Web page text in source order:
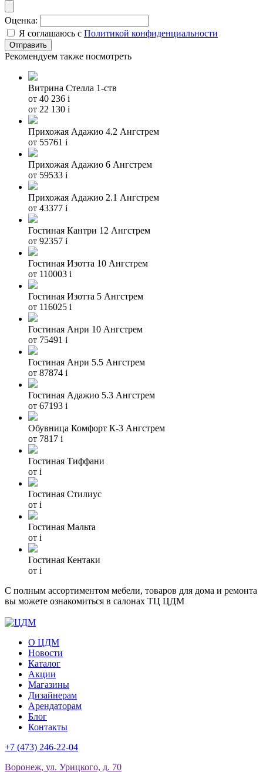
Оценка:
Я соглашаюсь с Политикой конфиденциальности
Рекомендуем также посмотреть
Витрина Стелла 1-ств
от 40 236 i
от 22 130 i
Прихожая Адажио 4.2 Ангстрем
от 55761 i
Прихожая Адажио 6 Ангстрем
от 59533 i
Прихожая Адажио 2.1 Ангстрем
от 43377 i
Гостиная Кантри 12 Ангстрем
от 92357 i
Гостиная Изотта 10 Ангстрем
от 110003 i
Гостиная Изотта 5 Ангстрем
от 116025 i
Гостиная Анри 10 Ангстрем
от 75491 i
Гостиная Анри 5.5 Ангстрем
от 87874 i
Гостиная Адажио 5.3 Ангстрем
от 67193 i
Обувница Комфорт К-3 Ангстрем
от 7817 i
Гостиная Тиффани
от i
Гостиная Стилиус
от i
Гостиная Мальта
от i
Гостиная Кентаки
от i
С полным ассортиментом мебели, товаров для дома и ремонта
вы можете ознакомиться в салонах ТЦ ЦДМ
О ЦДМ
Новости
Каталог
Акции
Магазины
Дизайнерам
Арендаторам
Блог
Контакты
+7 (473) 246-22-04
Воронеж, ул. Урицкого, д. 70